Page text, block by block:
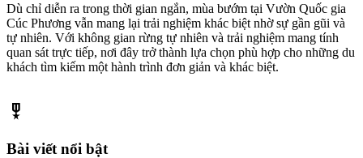
Dù chỉ diễn ra trong thời gian ngắn, mùa bướm tại Vườn Quốc gia
Cúc Phương vẫn mang lại trải nghiệm khác biệt nhờ sự gần gũi và
tự nhiên. Với không gian rừng tự nhiên và trải nghiệm mang tính
quan sát trực tiếp, nơi đây trở thành lựa chọn phù hợp cho những du
khách tìm kiếm một hành trình đơn giản và khác biệt.
military_tech
Bài viết nổi bật